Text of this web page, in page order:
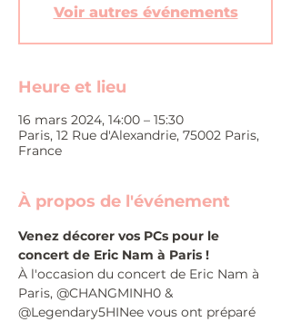
Voir autres événements
Heure et lieu
16 mars 2024, 14:00 – 15:30
Paris, 12 Rue d'Alexandrie, 75002 Paris,
France
À propos de l'événement
Venez décorer vos PCs pour le
concert de Eric Nam à Paris !
À l'occasion du concert de Eric Nam à
Paris, @CHANGMINH0 &
@Legendary5HINee vous ont préparé